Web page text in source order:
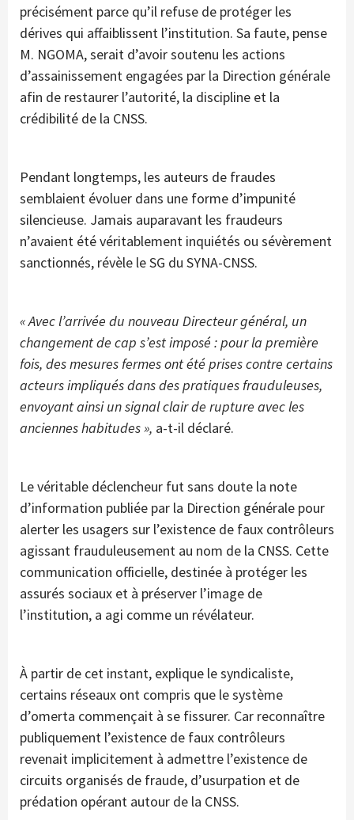
précisément parce qu’il refuse de protéger les
dérives qui affaiblissent l’institution. Sa faute, pense
M. NGOMA, serait d’avoir soutenu les actions
d’assainissement engagées par la Direction générale
afin de restaurer l’autorité, la discipline et la
crédibilité de la CNSS.
Pendant longtemps, les auteurs de fraudes
semblaient évoluer dans une forme d’impunité
silencieuse. Jamais auparavant les fraudeurs
n’avaient été véritablement inquiétés ou sévèrement
sanctionnés, révèle le SG du SYNA-CNSS.
« Avec l’arrivée du nouveau Directeur général, un
changement de cap s’est imposé : pour la première
fois, des mesures fermes ont été prises contre certains
acteurs impliqués dans des pratiques frauduleuses,
envoyant ainsi un signal clair de rupture avec les
anciennes habitudes », a-t-il déclaré.
Le véritable déclencheur fut sans doute la note
d’information publiée par la Direction générale pour
alerter les usagers sur l’existence de faux contrôleurs
agissant frauduleusement au nom de la CNSS. Cette
communication officielle, destinée à protéger les
assurés sociaux et à préserver l’image de
l’institution, a agi comme un révélateur.
À partir de cet instant, explique le syndicaliste,
certains réseaux ont compris que le système
d’omerta commençait à se fissurer. Car reconnaître
publiquement l’existence de faux contrôleurs
revenait implicitement à admettre l’existence de
circuits organisés de fraude, d’usurpation et de
prédation opérant autour de la CNSS.